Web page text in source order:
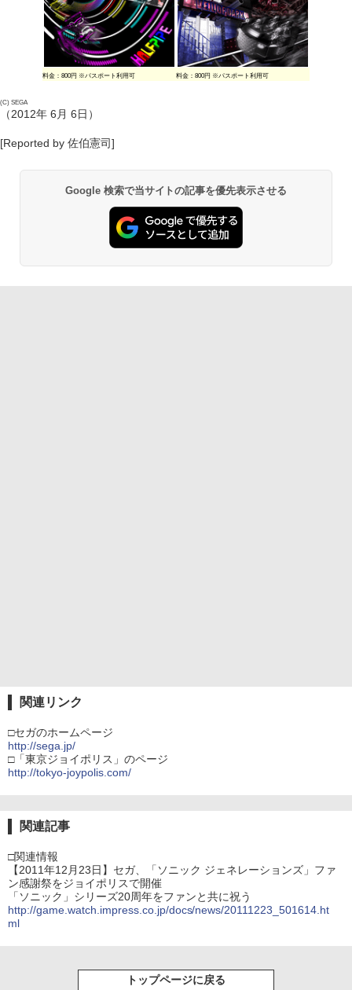
料金：800円 ※パスポート利用可 料金：800円 ※パスポート利用可
(C) SEGA
（2012年 6月 6日）
[Reported by 佐伯憲司]
Google 検索で当サイトの記事を優先表示させる
関連リンク
□セガのホームページ
http://sega.jp/
□「東京ジョイポリス」のページ
http://tokyo-joypolis.com/
関連記事
□関連情報
【2011年12月23日】セガ、「ソニック ジェネレーションズ」ファ
ン感謝祭をジョイポリスで開催
「ソニック」シリーズ20周年をファンと共に祝う
http://game.watch.impress.co.jp/docs/news/20111223_501614.ht
ml
トップページに戻る